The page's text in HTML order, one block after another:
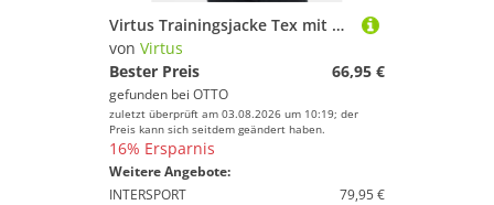
Virtus Trainingsjacke Tex mit 4-Wege-Stretch
von Virtus
Bester Preis
66,95 €
gefunden bei OTTO
zuletzt überprüft am 03.08.2026 um 10:19; der
Preis kann sich seitdem geändert haben.
16% Ersparnis
Weitere Angebote:
INTERSPORT
79,95 €